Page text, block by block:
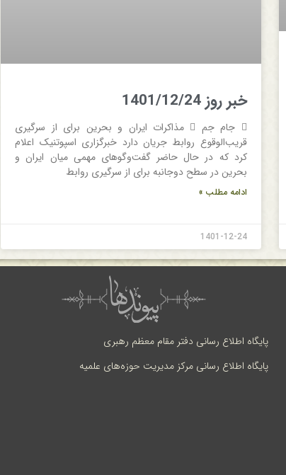
خبر روز 1401/12/24
 جام جم  مذاکرات ایران و بحرین برای از سرگیری
قریب‌الوقوع روابط جریان دارد خبرگزاری اسپوتنیک اعلام
کرد که در حال حاضر گفت‌وگوهای مهمی میان ایران و
بحرین در سطح دوجانبه برای از سرگیری روابط
ادامه مطلب »
1401-12-24
پایگاه اطلاع رسانی دفتر مقام معظم رهبری
پایگاه اطلاع رسانی مرکز مدیریت حوزه‌های علمیه